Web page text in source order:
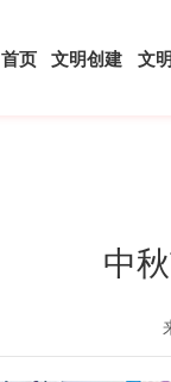
首页 文明创建 文
中